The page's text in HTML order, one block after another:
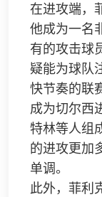
在进攻端，
他成为一名
有的攻击球
疑能为球队
快节奏的联
成为切尔西
特林等人组
的进攻更加
单调。
此外，菲利